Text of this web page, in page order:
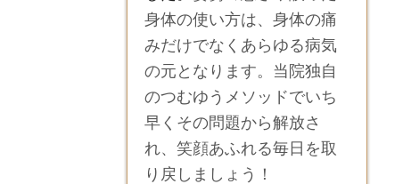
身体の使い方は、身体の痛
みだけでなくあらゆる病気
の元となります。当院独自
のつむゆうメソッドでいち
早くその問題から解放さ
れ、笑顔あふれる毎日を取
り戻しましょう！